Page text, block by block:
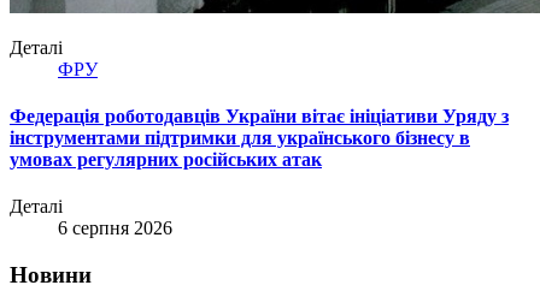
Деталі
ФРУ
Федерація роботодавців України вітає ініціативи Уряду з
інструментами підтримки для українського бізнесу в
умовах регулярних російських атак
Деталі
6 серпня 2026
Новини